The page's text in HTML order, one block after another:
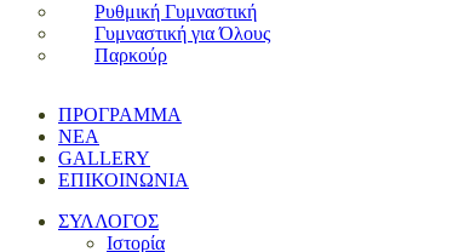
Ρυθμική Γυμναστική
Γυμναστική για Όλους
Παρκούρ
ΠΡΟΓΡΑΜΜΑ
ΝΕΑ
GALLERY
ΕΠΙΚΟΙΝΩΝΙΑ
ΣΥΛΛΟΓΟΣ
Ιστορία